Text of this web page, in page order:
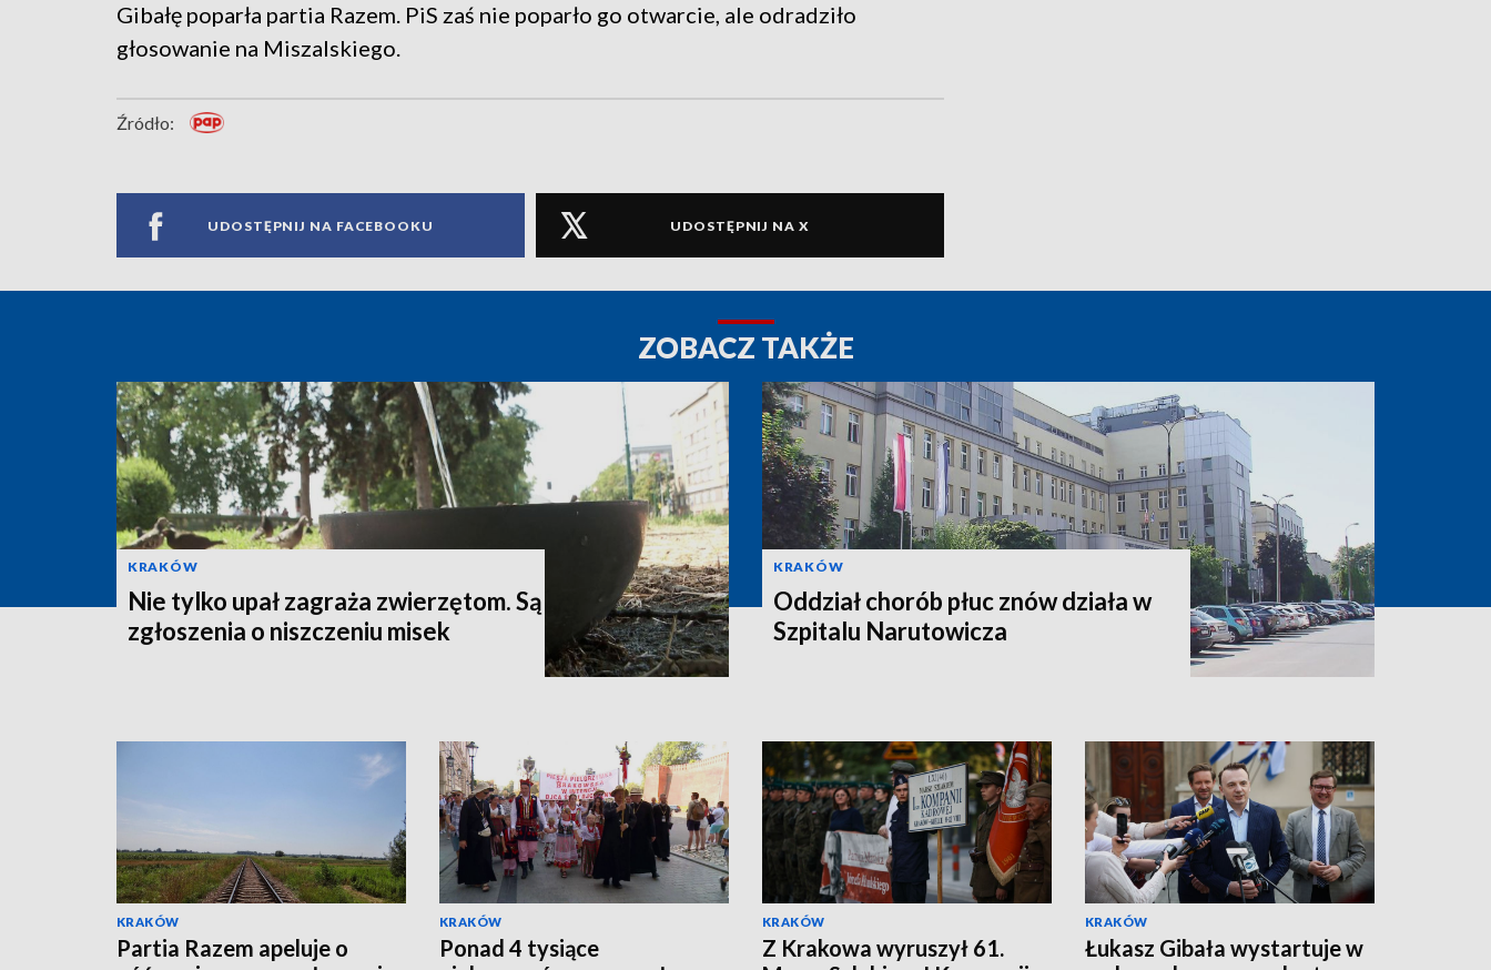
Gibałę poparła partia Razem. PiS zaś nie poparło go otwarcie, ale odradziło
głosowanie na Miszalskiego.
Źródło:
UDOSTĘPNIJ NA FACEBOOKU UDOSTĘPNIJ NA X
ZOBACZ TAKŻE
KRAKÓW
Nie tylko upał zagraża zwierzętom. Są
zgłoszenia o niszczeniu misek
KRAKÓW
Oddział chorób płuc znów działa w
Szpitalu Narutowicza
KRAKÓW
Partia Razem apeluje o
KRAKÓW
Ponad 4 tysiące
KRAKÓW
Z Krakowa wyruszył 61.
KRAKÓW
Łukasz Gibała wystartuje w